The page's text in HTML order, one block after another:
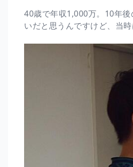
40歳で年収1,000万。10年
いだと思うんですけど、当時